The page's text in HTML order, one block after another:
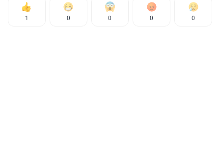
1 0 0 0 0